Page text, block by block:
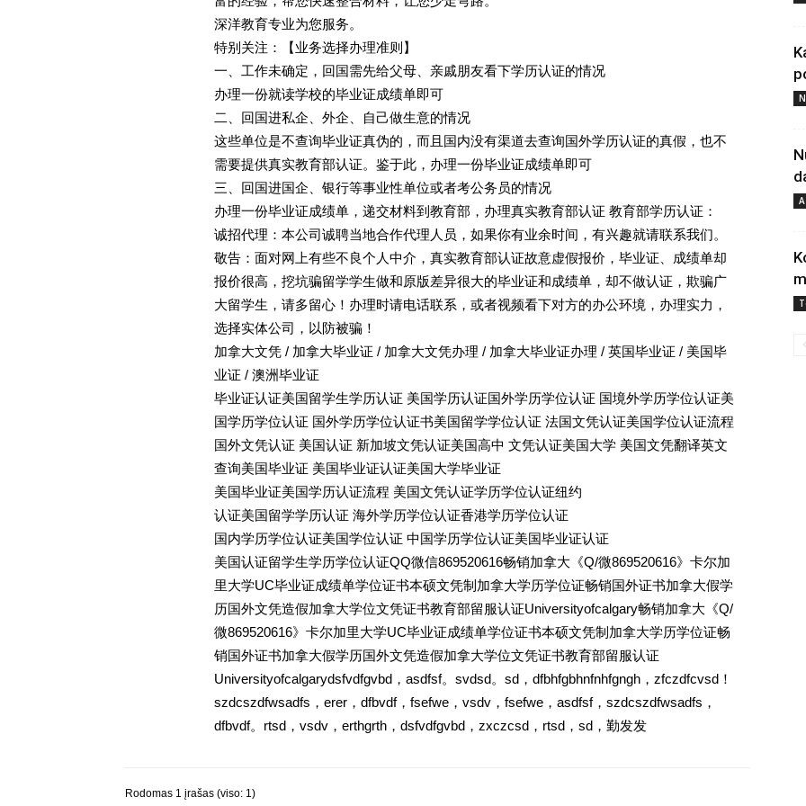
深洋教育专业为您服务。
特别关注：【业务选择办理准则】
一、工作未确定，回国需先给父母、亲戚朋友看下学历认证的情况
办理一份就读学校的毕业证成绩单即可
二、回国进私企、外企、自己做生意的情况
这些单位是不查询毕业证真伪的，而且国内没有渠道去查询国外学历认证的真假，也不
需要提供真实教育部认证。鉴于此，办理一份毕业证成绩单即可
三、回国进国企、银行等事业性单位或者考公务员的情况
办理一份毕业证成绩单，递交材料到教育部，办理真实教育部认证 教育部学历认证：
诚招代理：本公司诚聘当地合作代理人员，如果你有业余时间，有兴趣就请联系我们。
敬告：面对网上有些不良个人中介，真实教育部认证故意虚假报价，毕业证、成绩单却
报价很高，挖坑骗留学学生做和原版差异很大的毕业证和成绩单，却不做认证，欺骗广
大留学生，请多留心！办理时请电话联系，或者视频看下对方的办公环境，办理实力，
选择实体公司，以防被骗！
加拿大文凭 / 加拿大毕业证 / 加拿大文凭办理 / 加拿大毕业证办理 / 英国毕业证 / 美国毕
业证 / 澳洲毕业证
毕业证认证美国留学生学历认证 美国学历认证国外学历学位认证 国境外学历学位认证美
国学历学位认证 国外学历学位认证书美国留学学位认证 法国文凭认证美国学位认证流程
国外文凭认证 美国认证 新加坡文凭认证美国高中 文凭认证美国大学 美国文凭翻译英文
查询美国毕业证 美国毕业证认证美国大学毕业证
美国毕业证美国学历认证流程 美国文凭认证学历学位认证纽约
认证美国留学学历认证 海外学历学位认证香港学历学位认证
国内学历学位认证美国学位认证 中国学历学位认证美国毕业证认证
美国认证留学生学历学位认证QQ微信869520616畅销加拿大《Q/微869520616》卡尔加
里大学UC毕业证成绩单学位证书本硕文凭制加拿大学历学位证畅销国外证书加拿大假学
历国外文凭造假加拿大学位文凭证书教育部留服认证Universityofcalgary畅销加拿大《Q/
微869520616》卡尔加里大学UC毕业证成绩单学位证书本硕文凭制加拿大学历学位证畅
销国外证书加拿大假学历国外文凭造假加拿大学位文凭证书教育部留服认证
Universityofcalgarydsfvdfgvbd，asdfsf。svdsd。sd，dfbhfgbhnfnhfgngh，zfczdfcvsd！
szdcszdfwsadfs，erer，dfbvdf，fsefwe，vsdv，fsefwe，asdfsf，szdcszdfwsadfs，
dfbvdf。rtsd，vsdv，erthgrth，dsfvdfgvbd，zxczcsd，rtsd，sd，勤发发
Rodomas 1 įrašas (viso: 1)